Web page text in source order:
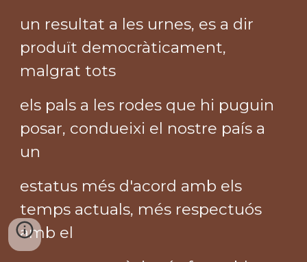
un resultat a les urnes, es a dir
produït democràticament,
malgrat tots
els pals a les rodes que hi puguin
posar, condueixi el nostre país a
un
estatus més d'acord amb els
temps actuals, més respectuós
amb el